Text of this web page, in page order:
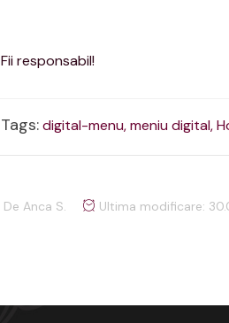
Fii responsabil!
Tags:digital-menu,meniu digital,
De Anca S. Ultima modificare: